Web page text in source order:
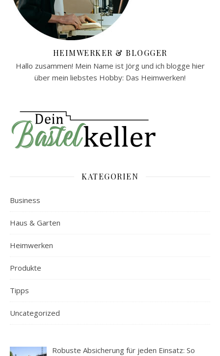
HEIMWERKER & BLOGGER
Hallo zusammen! Mein Name ist Jörg und ich blogge hier
über mein liebstes Hobby: Das Heimwerken!
KATEGORIEN
Business
Haus & Garten
Heimwerken
Produkte
Tipps
Uncategorized
Robuste Absicherung für jeden Einsatz: So